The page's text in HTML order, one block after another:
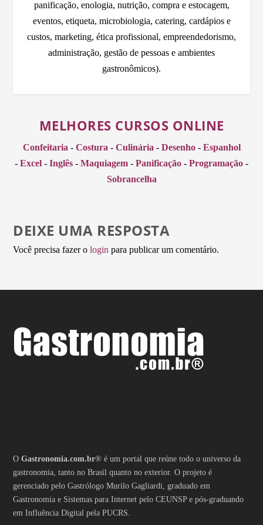
panificação, enologia, nutrição, compra e estocagem,
eventos, etiqueta, microbiologia, catering, cardápios e
custos, marketing, ética profissional, empreendedorismo,
administração, gestão de pessoas e ambientes
gastronômicos).
MELHORES CURSOS ONLINE
Confeitaria - Costura - Culinária - Desenho- Espanhol
- Excel - Inglês - Maquiagem - Panificação - Programação -
Sobrancelha
DEIXE UMA RESPOSTA
Você precisa fazer ologin para publicar um comentário.
OGastronomia.com.br® é um portal que reúne todo o universo da
gastronomia, tanto no Brasil quanto no exterior. O projeto é
gerenciado pelo Gastrólogo Murilo Gagliardi, graduado em
Gastronomia e Sistemas para Internet pelo CEUNSP e pós-graduando
em Influência Digital pela PUCRS.